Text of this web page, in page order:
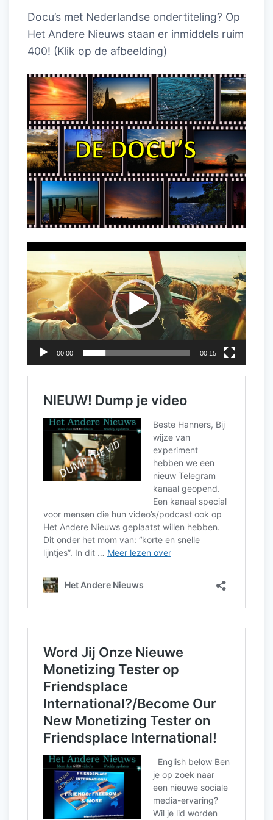
Docu’s met Nederlandse ondertiteling? Op
Het Andere Nieuws staan er inmiddels ruim
400! (Klik op de afbeelding)
Videospeler
00:00 00:15